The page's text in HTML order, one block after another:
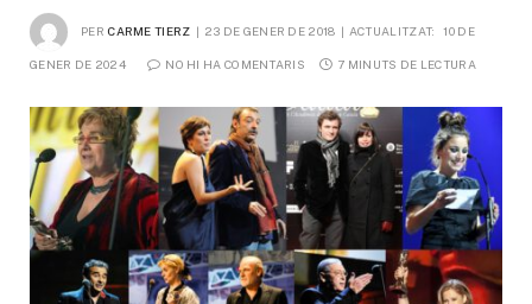
PER CARME TIERZ 23 DE GENER DE 2018 ACTUALITZAT: 10 DE
GENER DE 2024 NO HI HA COMENTARIS 7 MINUTS DE LECTURA